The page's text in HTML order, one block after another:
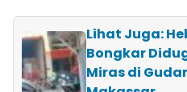
Lihat Juga:
Bongkar
Miras di